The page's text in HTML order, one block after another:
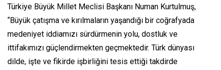
Türkiye Büyük Millet Meclisi Başkanı Numan Kurtulmuş,
“Büyük çatışma ve kırılmaların yaşandığı bir coğrafyada
medeniyet iddiamızı sürdürmenin yolu, dostluk ve
ittifakımızı güçlendirmekten geçmektedir. Türk dünyası
dilde, işte ve fikirde işbirliğini tesis ettiği takdirde